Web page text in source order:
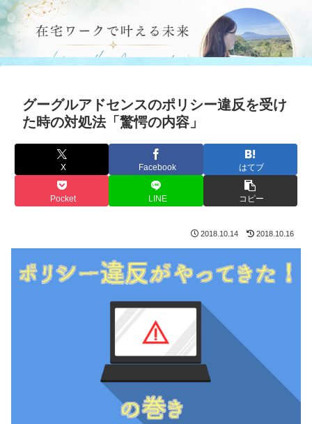
グーグルアドセンスのポリシー違反を受け
た時の対処法「驚愕の内容」
X Facebook はてブ
Pocket LINE コピー
2018.10.14 2018.10.16